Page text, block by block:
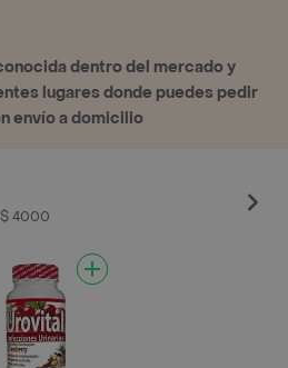
dentro del mercado y
lugares donde puedes pedir
envío a domicilio
$ 4000